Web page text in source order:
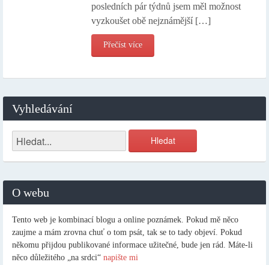
posledních pár týdnů jsem měl možnost
vyzkoušet obě nejznámější […]
Přečíst více
Vyhledávání
O webu
Tento web je kombinací blogu a online poznámek. Pokud mě něco
zaujme a mám zrovna chuť o tom psát, tak se to tady objeví. Pokud
někomu přijdou publikované informace užitečné, bude jen rád. Máte-li
něco důležitého „na srdci“ napište mi